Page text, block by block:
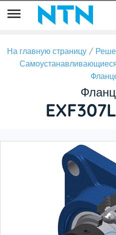
На главную страницу